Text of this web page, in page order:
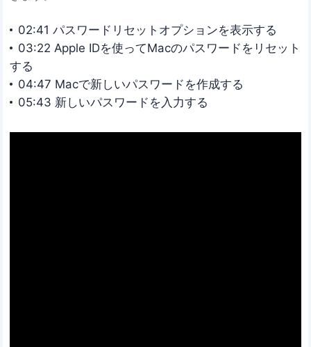
02:41 パスワードリセットオプションを表示する
03:22 Apple IDを使ってMacのパスワードをリセット
する
04:47 Macで新しいパスワードを作成する
05:43 新しいパスワードを入力する